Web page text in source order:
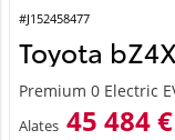
#J152458477
Toyota bZ4X
Premium 0 Electric
Alates 45 484 €